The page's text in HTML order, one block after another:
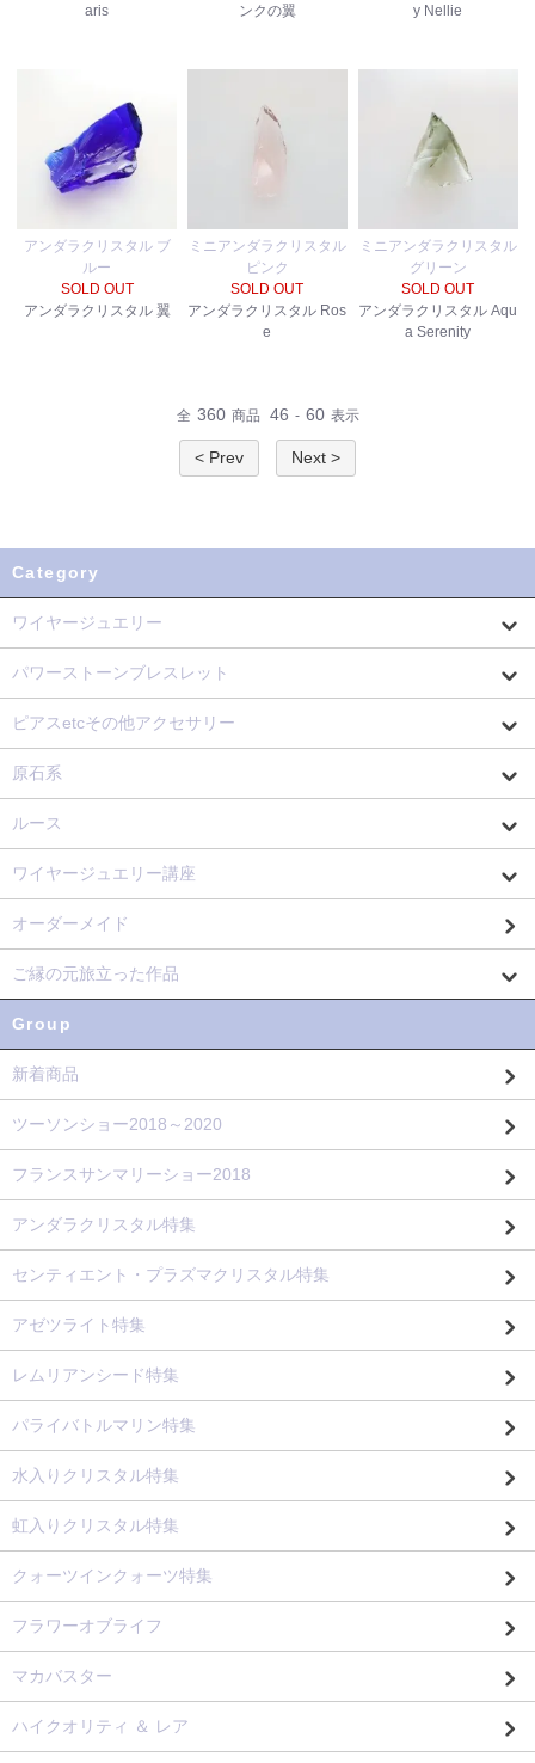
aris
ンクの翼
y Nellie
アンダラクリスタル ブ
ルー
SOLD OUT
アンダラクリスタル 翼
ミニアンダラクリスタル
ピンク
SOLD OUT
アンダラクリスタル Ros
e
ミニアンダラクリスタル
グリーン
SOLD OUT
アンダラクリスタル Aqu
a Serenity
全 360 商品 46 - 60 表示
< Prev Next >
Category
ワイヤージュエリー
パワーストーンブレスレット
ピアスetcその他アクセサリー
原石系
ルース
ワイヤージュエリー講座
オーダーメイド
ご縁の元旅立った作品
Group
新着商品
ツーソンショー2018～2020
フランスサンマリーショー2018
アンダラクリスタル特集
センティエント・プラズマクリスタル特集
アゼツライト特集
レムリアンシード特集
パライバトルマリン特集
水入りクリスタル特集
虹入りクリスタル特集
クォーツインクォーツ特集
フラワーオブライフ
マカバスター
ハイクオリティ ＆ レア